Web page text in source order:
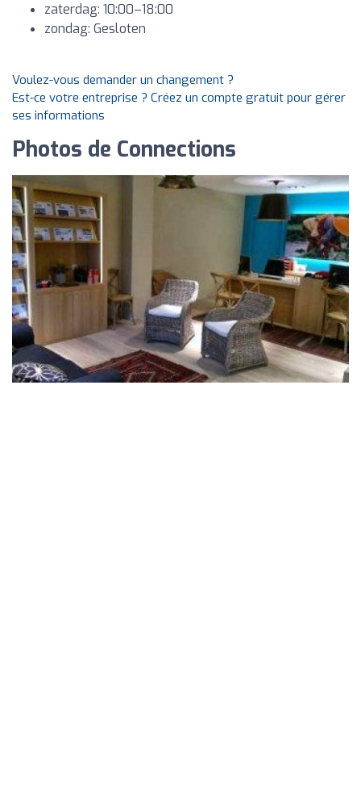
zaterdag: 10:00–18:00
zondag: Gesloten
Voulez-vous demander un changement ?
Est-ce votre entreprise ? Créez un compte gratuit pour gérer
ses informations
Photos de Connections